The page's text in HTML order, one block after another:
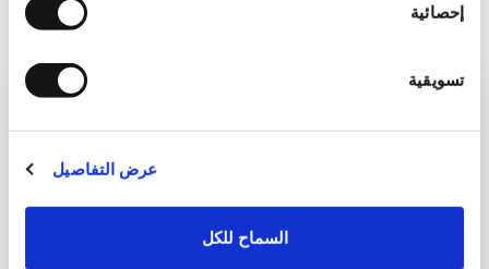
إحصائية
تسويقية
عرض التفاصيل
السماح للكل
أدخل المنطقة أو المدينة أو الاسم، إلخ، التي تهمك هنا.